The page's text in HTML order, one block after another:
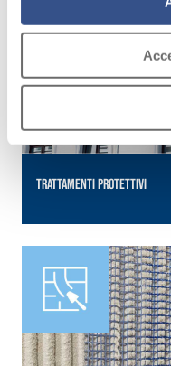
TRATTAMENTI PROTETTIVI